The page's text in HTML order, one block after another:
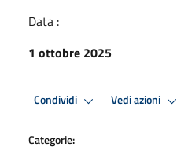
Data :
1 ottobre 2025
Condividi Vedi azioni
Categorie: